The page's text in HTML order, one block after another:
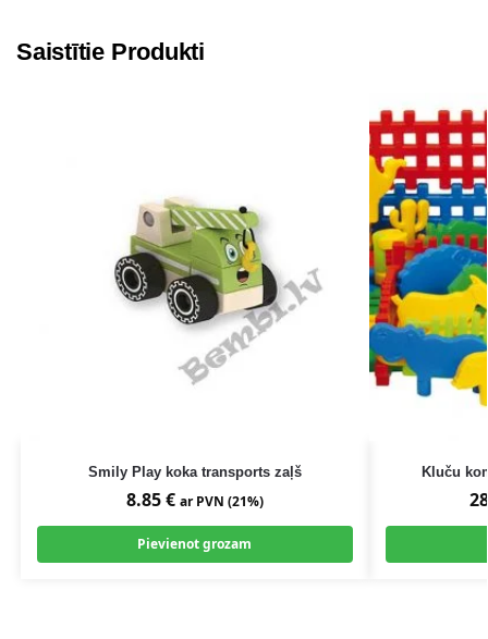
Saistītie Produkti
Smily Play koka transports zaļš
8.85€ ar PVN (21%)
Pievienot grozam
Kluču